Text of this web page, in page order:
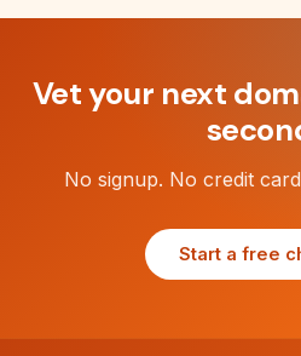
Vet your next
No signup. No credit
Start a free